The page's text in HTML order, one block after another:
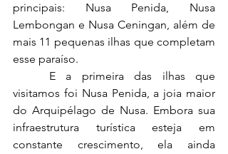
principais: Nusa Penida, Nusa
Lembongan e Nusa Ceningan, além de
mais 11 pequenas ilhas que completam
esse paraíso.
visitamos foi Nusa Penida, a joia maior
do Arquipélago de Nusa. Embora sua
infraestrutura turística esteja em
constante crescimento, ela ainda